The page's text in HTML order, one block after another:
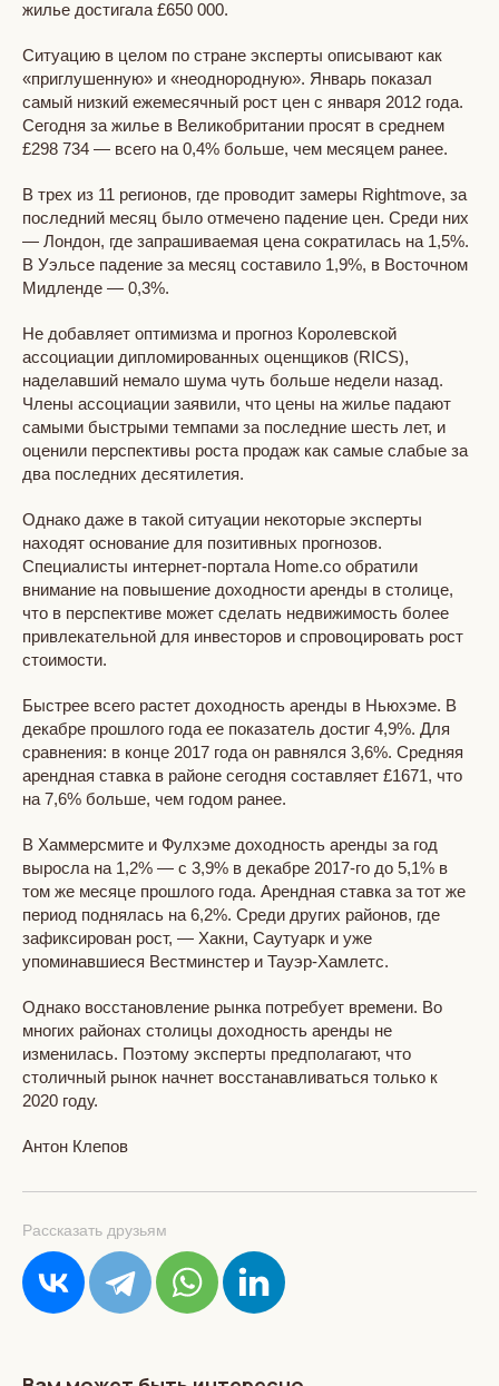
жилье достигала £650 000.
Ситуацию в целом по стране эксперты описывают как
«приглушенную» и «неоднородную». Январь показал
самый низкий ежемесячный рост цен с января 2012 года.
Сегодня за жилье в Великобритании просят в среднем
£298 734 — всего на 0,4% больше, чем месяцем ранее.
В трех из 11 регионов, где проводит замеры Rightmove, за
последний месяц было отмечено падение цен. Среди них
— Лондон, где запрашиваемая цена сократилась на 1,5%.
В Уэльсе падение за месяц составило 1,9%, в Восточном
Мидленде — 0,3%.
Не добавляет оптимизма и прогноз Королевской
ассоциации дипломированных оценщиков (RICS),
наделавший немало шума чуть больше недели назад.
Члены ассоциации заявили, что цены на жилье падают
самыми быстрыми темпами за последние шесть лет, и
оценили перспективы роста продаж как самые слабые за
два последних десятилетия.
Однако даже в такой ситуации некоторые эксперты
находят основание для позитивных прогнозов.
Специалисты интернет-портала Home.co обратили
внимание на повышение доходности аренды в столице,
что в перспективе может сделать недвижимость более
привлекательной для инвесторов и спровоцировать рост
стоимости.
Быстрее всего растет доходность аренды в Ньюхэме. В
декабре прошлого года ее показатель достиг 4,9%. Для
сравнения: в конце 2017 года он равнялся 3,6%. Средняя
арендная ставка в районе сегодня составляет £1671, что
на 7,6% больше, чем годом ранее.
В Хаммерсмите и Фулхэме доходность аренды за год
выросла на 1,2% — с 3,9% в декабре 2017-го до 5,1% в
том же месяце прошлого года. Арендная ставка за тот же
период поднялась на 6,2%. Среди других районов, где
зафиксирован рост, — Хакни, Саутуарк и уже
упоминавшиеся Вестминстер и Тауэр-Хамлетс.
Однако восстановление рынка потребует времени. Во
многих районах столицы доходность аренды не
изменилась. Поэтому эксперты предполагают, что
столичный рынок начнет восстанавливаться только к
2020 году.
Антон Клепов
Рассказать друзьям